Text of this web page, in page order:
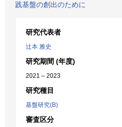
践基盤の創出のために
研究代表者
辻本 雅史
研究期間 (年度)
2021 – 2023
研究種目
基盤研究(B)
審査区分